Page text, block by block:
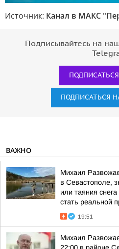
Источник: Канал в МАКС
Подписывайтесь на
ПОДПИСАТЬСЯ НА
ВАЖНО
Михаил
в Севастополе,
или таяния
стать реальной
19:51
Михаил
22:00 в районе